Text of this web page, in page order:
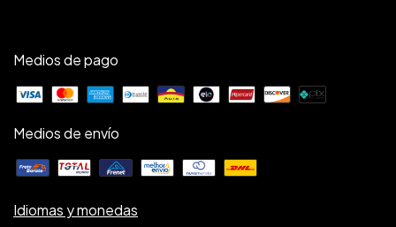
Medios de pago
Medios de envío
Idiomas y monedas